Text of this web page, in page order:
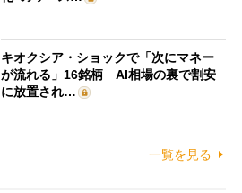
キオクシア・ショックで「次にマネー
が流れる」16銘柄 AI相場の裏で割安
に放置され…
一覧を見る